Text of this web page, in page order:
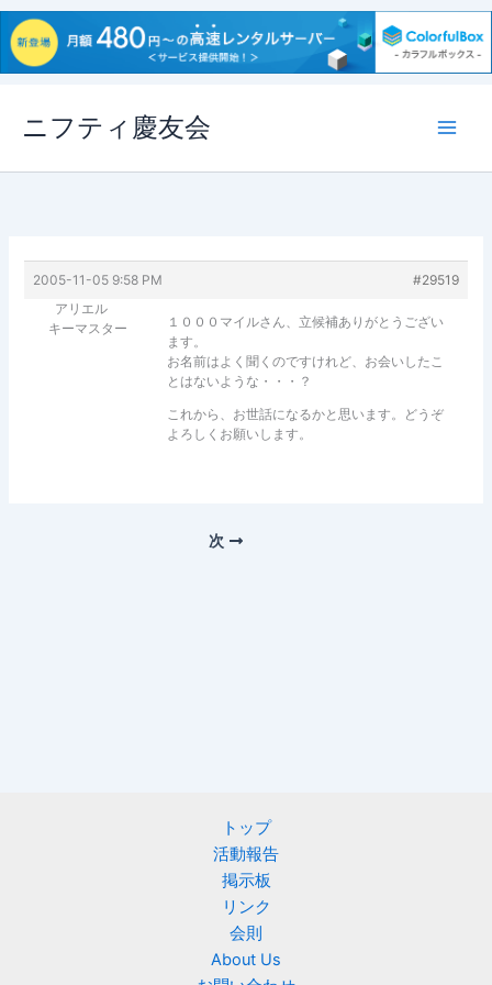
ス
ニフティ慶友会
2005-11-05 9:58 PM
#29519
アリエル
キーマスター
１０００マイルさん、立候補ありがとうござい
ます。
お名前はよく聞くのですけれど、お会いしたこ
とはないような・・・？
これから、お世話になるかと思います。どうぞ
よろしくお願いします。
次
トップ
活動報告
掲示板
リンク
会則
About Us